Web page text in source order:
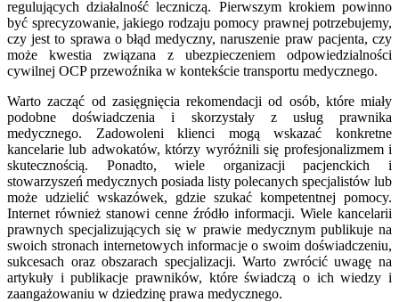
regulujących działalność leczniczą. Pierwszym krokiem powinno
być sprecyzowanie, jakiego rodzaju pomocy prawnej potrzebujemy,
czy jest to sprawa o błąd medyczny, naruszenie praw pacjenta, czy
może kwestia związana z ubezpieczeniem odpowiedzialności
cywilnej OCP przewoźnika w kontekście transportu medycznego.
Warto zacząć od zasięgnięcia rekomendacji od osób, które miały
podobne doświadczenia i skorzystały z usług prawnika
medycznego. Zadowoleni klienci mogą wskazać konkretne
kancelarie lub adwokatów, którzy wyróżnili się profesjonalizmem i
skutecznością. Ponadto, wiele organizacji pacjenckich i
stowarzyszeń medycznych posiada listy polecanych specjalistów lub
może udzielić wskazówek, gdzie szukać kompetentnej pomocy.
Internet również stanowi cenne źródło informacji. Wiele kancelarii
prawnych specjalizujących się w prawie medycznym publikuje na
swoich stronach internetowych informacje o swoim doświadczeniu,
sukcesach oraz obszarach specjalizacji. Warto zwrócić uwagę na
artykuły i publikacje prawników, które świadczą o ich wiedzy i
zaangażowaniu w dziedzinę prawa medycznego.